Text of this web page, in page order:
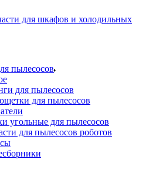
для шкафов и холодильных
пылесосов
для пылесосов
для пылесосов
угольные для пылесосов
для пылесосов роботов